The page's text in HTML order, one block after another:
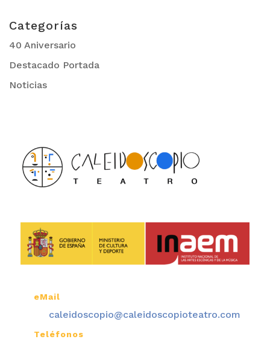
Categorías
40 Aniversario
Destacado Portada
Noticias
eMail
caleidoscopio@caleidoscopioteatro.com
Teléfonos